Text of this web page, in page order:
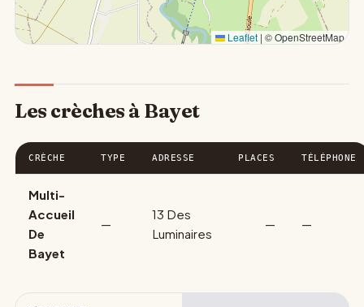
Leaflet | © OpenStreetMap
Les crèches à Bayet
CRÈCHE TYPE ADRESSE PLACES TÉLÉPHONE
Multi-
Accueil
De
Bayet
—
13 Des
Luminaires
— —